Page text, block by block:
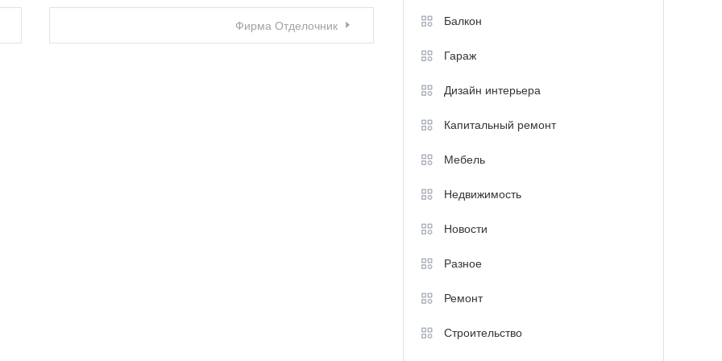
Фирма Отделочник Балкон
Гараж
Дизайн интерьера
Капитальный ремонт
Мебель
Недвижимость
Новости
Разное
Ремонт
Строительство